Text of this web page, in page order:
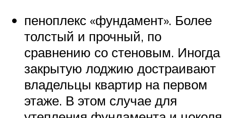
пеноплекс «фундамент». Более
толстый и прочный, по
сравнению со стеновым. Иногда
закрытую лоджию достраивают
владельцы квартир на первом
этаже. В этом случае для